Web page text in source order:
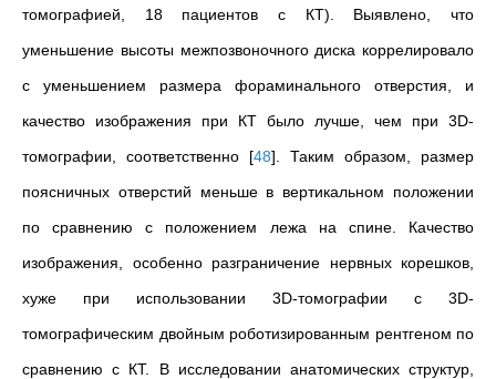
томографией, 18 пациентов с КТ). Выявлено, что
уменьшение высоты межпозвоночного диска коррелировало
с уменьшением размера фораминального отверстия, и
качество изображения при КТ было лучше, чем при 3D-
томографии, соответственно [48] . Таким образом, размер
поясничных отверстий меньше в вертикальном положении
по сравнению с положением лежа на спине. Качество
изображения, особенно разграничение нервных корешков,
хуже при использовании 3D-томографии с 3D-
томографическим двойным роботизированным рентгеном по
сравнению с КТ. В исследовании анатомических структур,